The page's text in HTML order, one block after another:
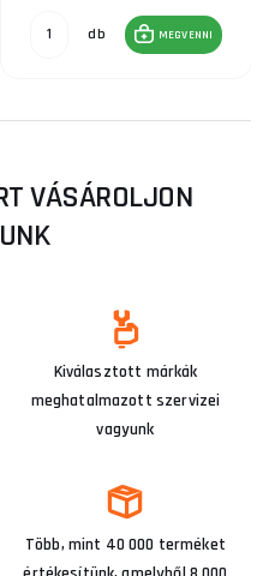
db MEGVENNI
VÁSÁROLJON
Kiválasztott márkák
meghatalmazott szervizei
vagyunk
Több, mint 40 000 terméket